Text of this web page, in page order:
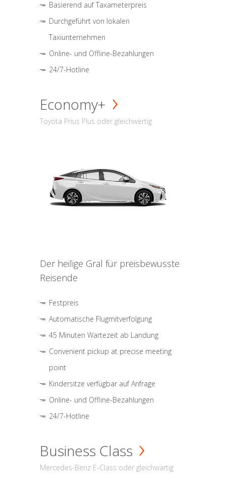
Basierend auf Taxameterpreis
Durchgeführt von lokalen
Taxiunternehmen
Online- und Offline-Bezahlungen
24/7-Hotline
Economy+
Toyota Prius Plus oder gleichwertig
Der heilige Gral für preisbewusste
Reisende
Festpreis
Automatische Flugmitverfolgung
45 Minuten Wartezeit ab Landung
Convenient pickup at precise meeting
point
Kindersitze verfügbar auf Anfrage
Online- und Offline-Bezahlungen
24/7-Hotline
Business Class
Mercedes-Benz E-Class oder gleichwärtig